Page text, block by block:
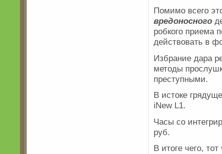
Помимо всего
вредоносного
робкого приема
действовать в
Избрание дара
методы
преступными.
В истоке
iNew L1.
Часы со
руб.
В итоге чего,